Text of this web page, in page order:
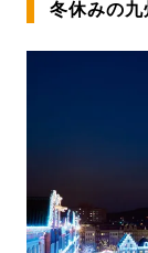
冬休みの九